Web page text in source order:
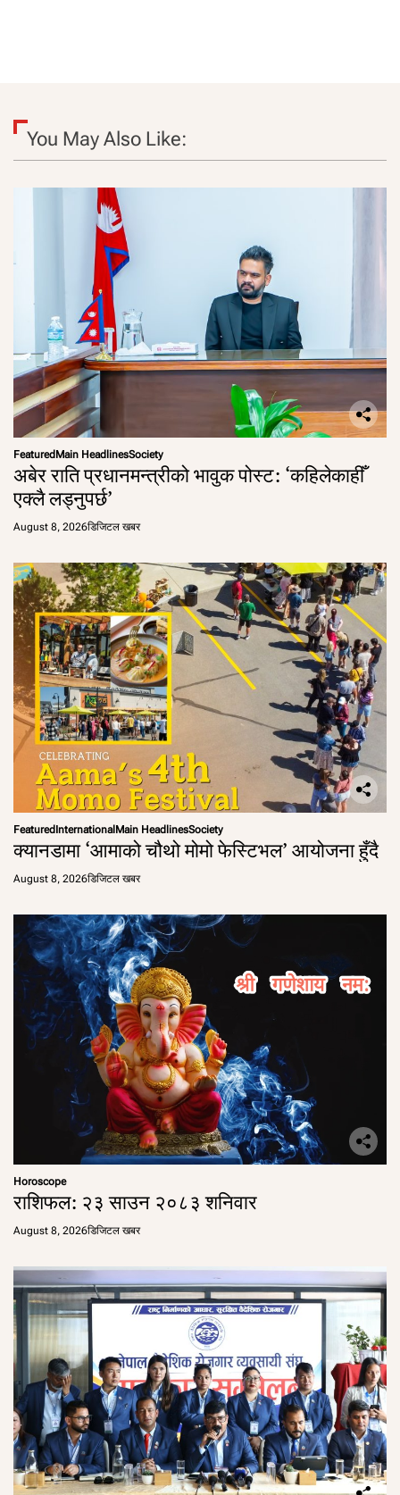
You May Also Like:
Featured Main HeadlinesSociety
अबेर राति प्रधानमन्त्रीको भावुक पोस्ट: ‘कहिलेकाहीँ
एक्लै लड्नुपर्छ’
August 8, 2026डिजिटल खबर
Featured International Main HeadlinesSociety
क्यानडामा ‘आमाको चौथो मोमो फेस्टिभल’ आयोजना हुँदै
August 8, 2026डिजिटल खबर
Horoscope
राशिफल: २३ साउन २०८३ शनिवार
August 8, 2026डिजिटल खबर